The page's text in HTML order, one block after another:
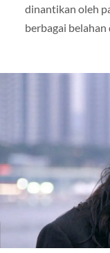
dinantikan oleh
berbagai belahan